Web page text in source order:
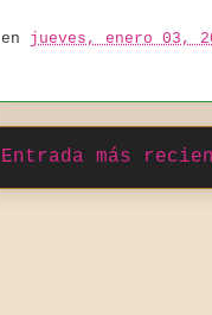
en jueves, enero 03,
Entrada más